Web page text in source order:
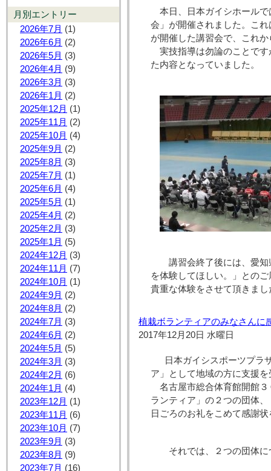
月別エントリー
2026年7月 (1)
2026年6月 (2)
2026年5月 (3)
2026年4月 (9)
2026年3月 (3)
2026年1月 (2)
2025年12月 (1)
2025年11月 (2)
2025年10月 (4)
2025年9月 (2)
2025年8月 (3)
2025年7月 (1)
2025年6月 (4)
2025年5月 (1)
2025年4月 (2)
2025年2月 (3)
2025年1月 (5)
2024年12月 (3)
2024年11月 (7)
2024年10月 (1)
2024年9月 (2)
2024年8月 (2)
2024年7月 (3)
2024年6月 (2)
2024年5月 (5)
2024年3月 (3)
2024年2月 (6)
2024年1月 (4)
2023年12月 (1)
2023年11月 (6)
2023年10月 (7)
2023年9月 (3)
2023年8月 (9)
2023年7月 (16)
本日、日本ガイシホール
会」が開催されました。こ
が開催した講習会で、これ
実技指導は勿論のことです
た内容となっていました。
講習会終了後には、愛知
を体験してほしい。」との
貴重な体験をさせて頂きまし
植栽ボランティアのみなさんに
2017年12月20日 水曜日
日本ガイシスポーツプラ
ア」として地域の方に支援
名古屋市総合体育館開館３
ランティア」の２つの団体
日ごろのお礼をこめて感謝
それでは、２つの団体に